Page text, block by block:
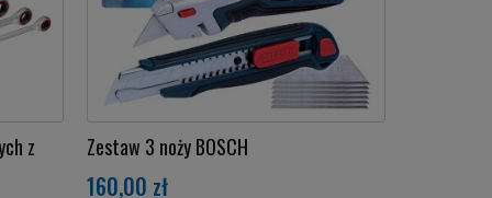
z Zestaw 3 noży BOSCH
160,00 zł